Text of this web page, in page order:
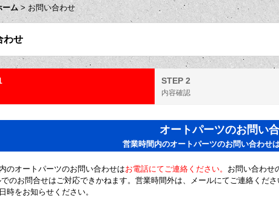
ーム > お問い合わせ
わせ
STEP 2
内容確認
オートパーツのお問い
営業時間内のオートパーツのお問い合わせ
のオートパーツのお問い合わせはお電話にてご連絡ください。 お問い合わせ
のお問合せはご対応できかねます。営業時間外は、メールにてご連絡くだ
時をお知らせください。